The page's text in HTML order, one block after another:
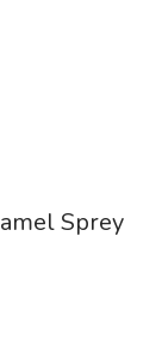
Sprey